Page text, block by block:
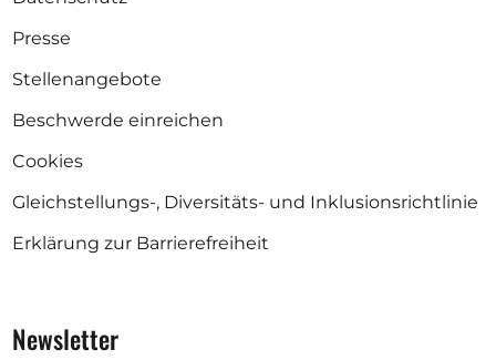
Presse
Stellenangebote
Beschwerde einreichen
Cookies
Gleichstellungs-, Diversitäts- und Inklusionsrichtlinie
Erklärung zur Barrierefreiheit
Newsletter